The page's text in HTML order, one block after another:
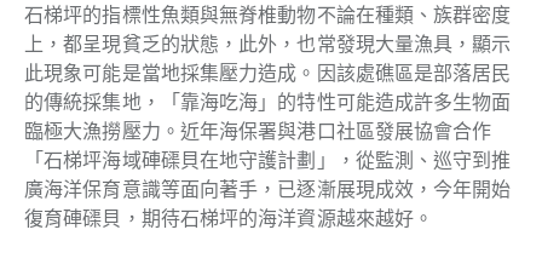
石梯坪的指標性魚類與無脊椎動物不論在種類、族群密度
上，都呈現貧乏的狀態，此外，也常發現大量漁具，顯示
此現象可能是當地採集壓力造成。因該處礁區是部落居民
的傳統採集地，「靠海吃海」的特性可能造成許多生物面
臨極大漁撈壓力。近年海保署與港口社區發展協會合作
「石梯坪海域硨磲貝在地守護計劃」，從監測、巡守到推
廣海洋保育意識等面向著手，已逐漸展現成效，今年開始
復育硨磲貝，期待石梯坪的海洋資源越來越好。